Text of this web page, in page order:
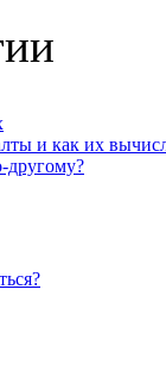
и как их
другому?